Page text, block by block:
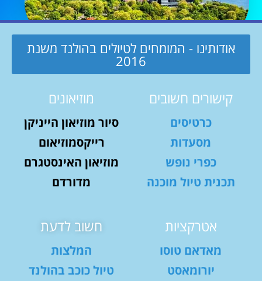
אודותינו - המומחים לטיולים בהולנד משנת
2016
קישורים חשובים
כרטיסים
מסעדות
כפרי נופש
תכנית טיול מוכנה
מוזיאונים
סיור מוזיאון הייניקן
רייקסמוזיאום
מוזיאון האינסטגרם
מדורדם
אטרקציות
מאדאם טוסו
יורומאסט
חשוב לדעת
המלצות
טיול כוכב בהולנד